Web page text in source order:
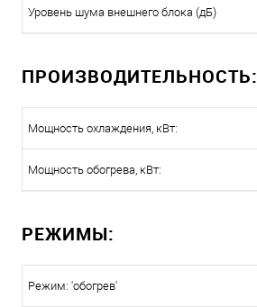
Уровень шума внешнего блока (дБ)
ПРОИЗВОДИТЕЛЬНОСТЬ:
Мощность охлаждения, кВт:
Мощность обогрева, кВт:
РЕЖИМЫ:
Режим: 'обогрев'